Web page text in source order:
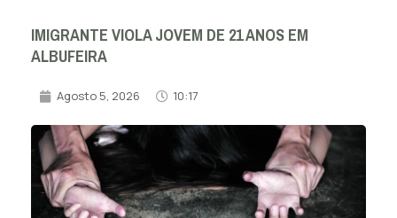
IMIGRANTE VIOLA JOVEM DE 21 ANOS EM
ALBUFEIRA
Agosto 5, 2026 10:17